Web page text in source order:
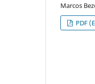
Marcos
PDF